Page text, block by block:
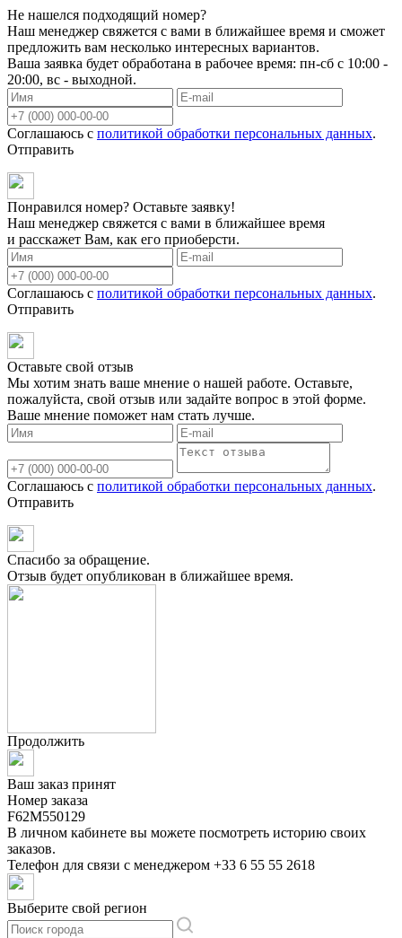
Не нашелся подходящий номер?
Наш менеджер свяжется с вами в ближайшее время и сможет
предложить вам несколько интересных вариантов.
Ваша заявка будет обработана в рабочее время: пн-сб с 10:00 -
20:00, вс - выходной.
Соглашаюсь с политикой обработки персональных данных.
Отправить
Понравился номер? Оставьте заявку!
Наш менеджер свяжется с вами в ближайшее время
и расскажет Вам, как его приоберсти.
Соглашаюсь с политикой обработки персональных данных.
Отправить
Оставьте свой отзыв
Мы хотим знать ваше мнение о нашей работе. Оставьте,
пожалуйста, свой отзыв или задайте вопрос в этой форме.
Ваше мнение поможет нам стать лучше.
Соглашаюсь с политикой обработки персональных данных.
Отправить
Спасибо за обращение.
Отзыв будет опубликован в ближайшее время.
Продолжить
Ваш заказ принят
Номер заказа
F62M550129
В личном кабинете вы можете посмотреть историю своих
заказов.
Телефон для связи с менеджером +33 6 55 55 2618
Выберите свой регион